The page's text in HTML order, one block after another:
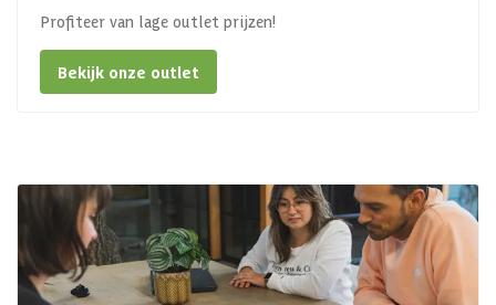
Profiteer van lage outlet prijzen!
Bekijk onze outlet